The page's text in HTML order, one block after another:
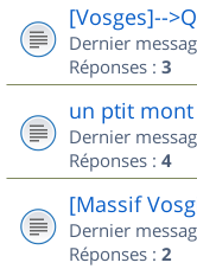
[Vosges]--
Dernier
Réponses : 3
un ptit
Dernier
Réponses : 4
[Massif
Dernier
Réponses : 2